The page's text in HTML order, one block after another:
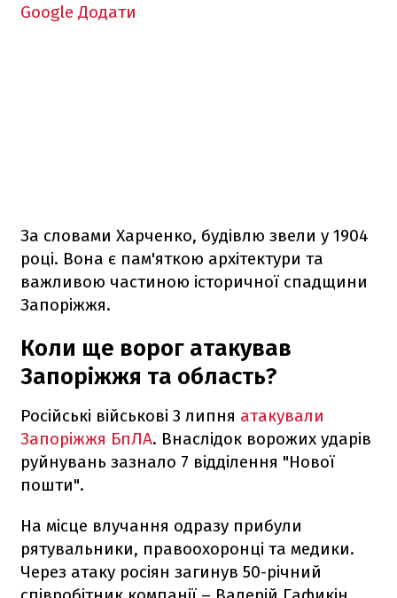
Google Додати
За словами Харченко, будівлю звели у 1904
році. Вона є пам'яткою архітектури та
важливою частиною історичної спадщини
Запоріжжя.
Коли ще ворог атакував
Запоріжжя та область?
Російські військові 3 липня атакували
Запоріжжя БпЛА. Внаслідок ворожих ударів
руйнувань зазнало 7 відділення "Нової
пошти".
На місце влучання одразу прибули
рятувальники, правоохоронці та медики.
Через атаку росіян загинув 50-річний